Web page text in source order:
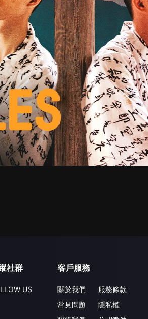
社群
US
客戶服務
關於我們
常見問題
服務條款
隱私權